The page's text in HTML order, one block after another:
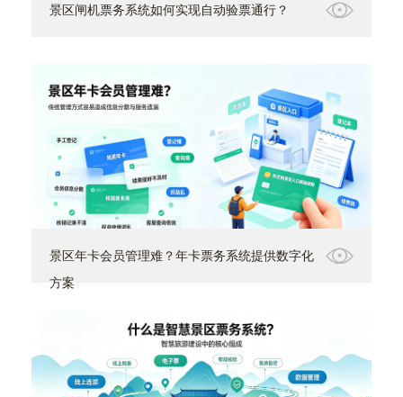
景区闸机票务系统如何实现自动验票通行？
景区年卡会员管理难？年卡票务系统提供数字化
方案